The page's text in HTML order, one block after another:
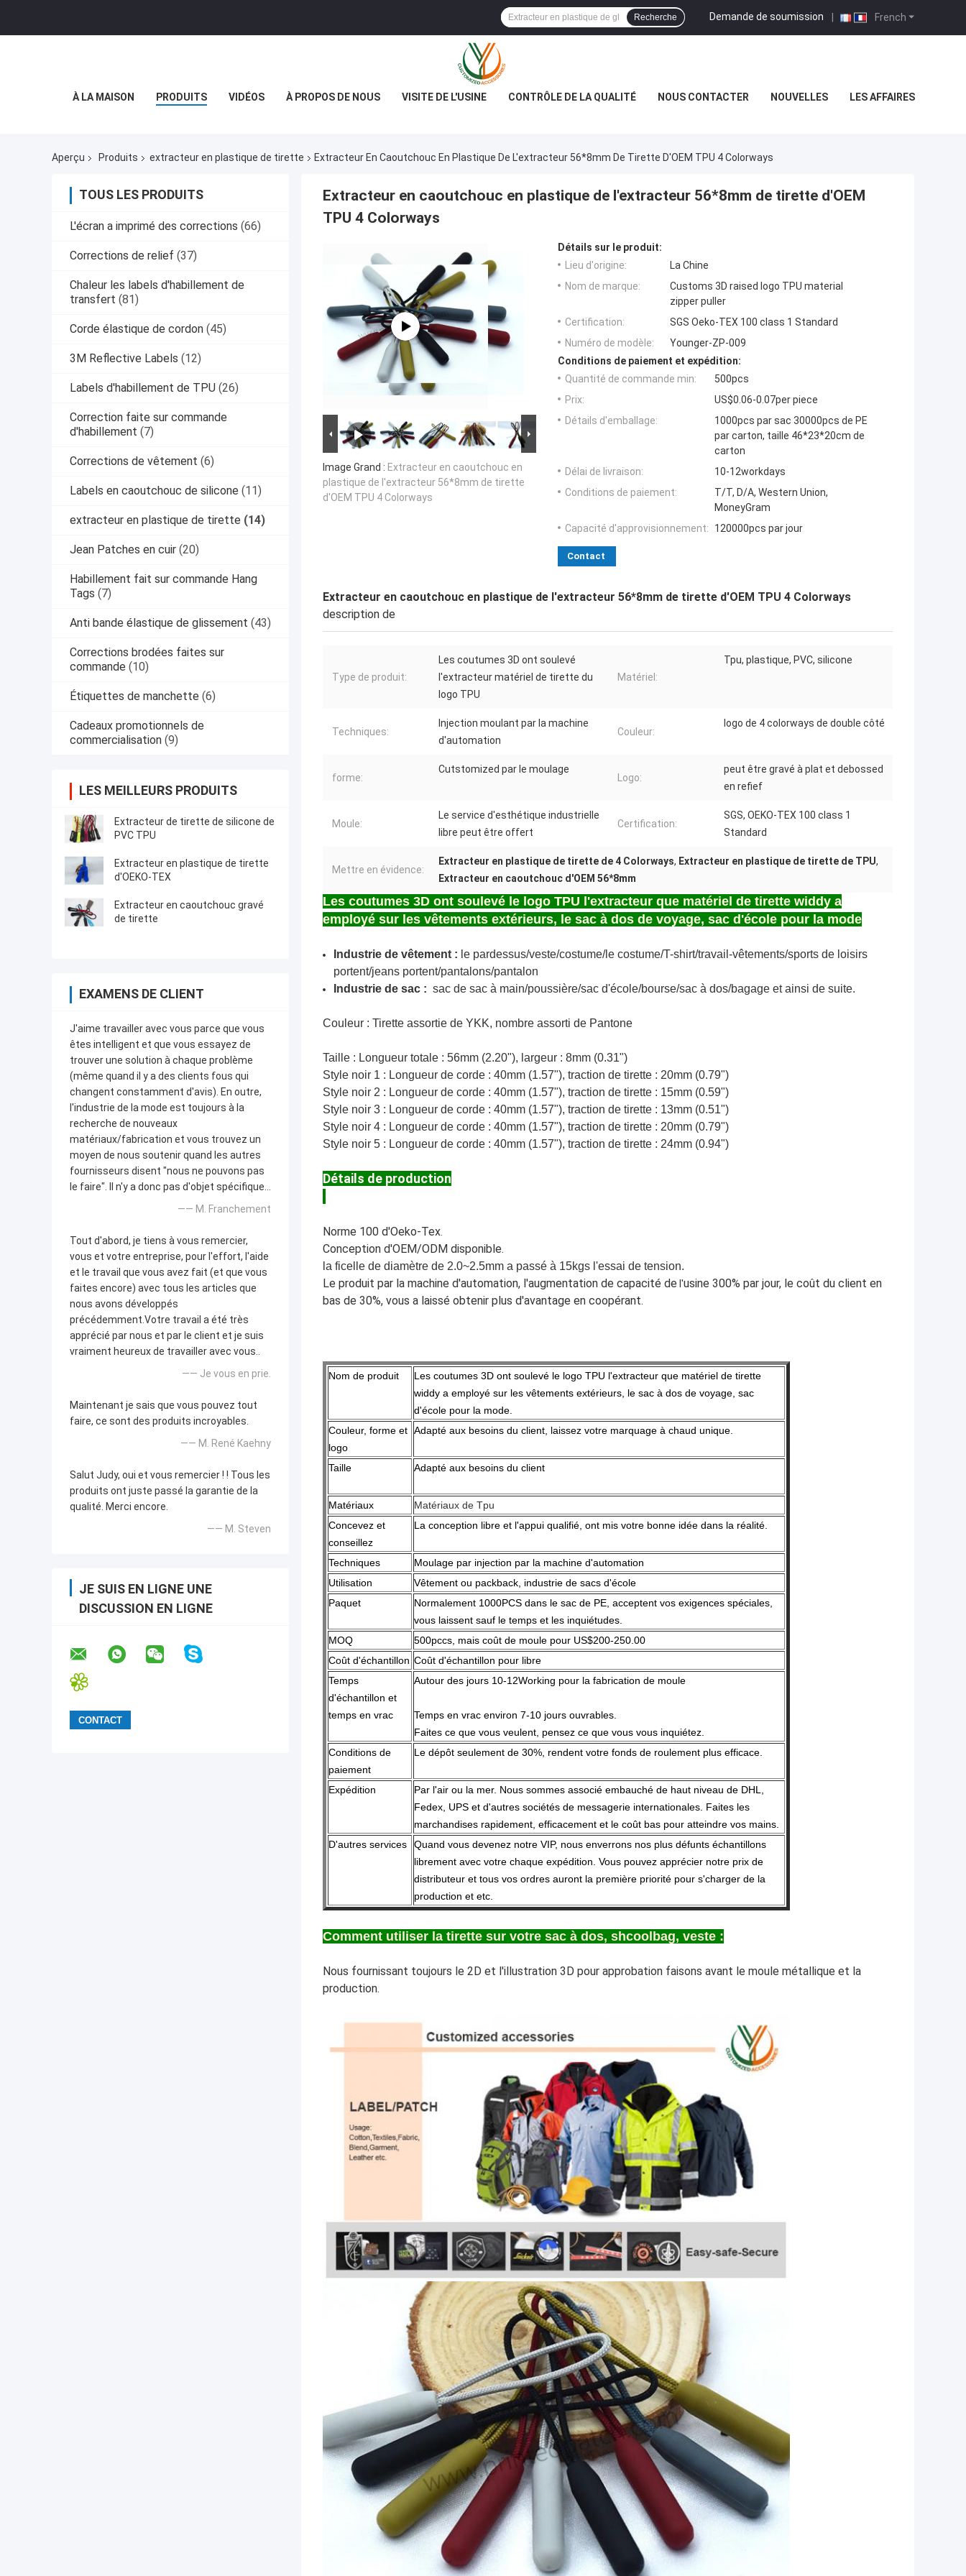
French
Demande de soumission |
Recherche
À LA MAISON PRODUITS VIDÉOS À PROPOS DE NOUS VISITE DE L'USINE CONTRÔLE DE LA QUALITÉ NOUS CONTACTER NOUVELLES LES AFFAIRES
Aperçu Produits extracteur en plastique de tirette Extracteur En Caoutchouc En Plastique De L'extracteur 56*8mm De Tirette D'OEM TPU 4 Colorways
TOUS LES PRODUITS
L'écran a imprimé des corrections (66)
Corrections de relief (37)
Chaleur les labels d'habillement de
transfert (81)
Corde élastique de cordon (45)
3M Reflective Labels (12)
Labels d'habillement de TPU (26)
Correction faite sur commande
d'habillement (7)
Corrections de vêtement (6)
Labels en caoutchouc de silicone (11)
extracteur en plastique de tirette (14)
Jean Patches en cuir (20)
Habillement fait sur commande Hang
Tags (7)
Anti bande élastique de glissement (43)
Corrections brodées faites sur
commande (10)
Étiquettes de manchette (6)
Cadeaux promotionnels de
commercialisation (9)
LES MEILLEURS PRODUITS
Extracteur de tirette de silicone de
PVC TPU
Extracteur en plastique de tirette
d'OEKO-TEX
Extracteur en caoutchouc gravé
de tirette
EXAMENS DE CLIENT
J'aime travailler avec vous parce que vous
êtes intelligent et que vous essayez de
trouver une solution à chaque problème
(même quand il y a des clients fous qui
changent constamment d'avis). En outre,
l'industrie de la mode est toujours à la
recherche de nouveaux
matériaux/fabrication et vous trouvez un
moyen de nous soutenir quand les autres
fournisseurs disent "nous ne pouvons pas
le faire". Il n'y a donc pas d'objet spécifique...
—— M. Franchement
Tout d'abord, je tiens à vous remercier,
vous et votre entreprise, pour l'effort, l'aide
et le travail que vous avez fait (et que vous
faites encore) avec tous les articles que
nous avons développés
précédemment.Votre travail a été très
apprécié par nous et par le client et je suis
vraiment heureux de travailler avec vous..
—— Je vous en prie.
Maintenant je sais que vous pouvez tout
faire, ce sont des produits incroyables.
—— M. René Kaehny
Salut Judy, oui et vous remercier ! ! Tous les
produits ont juste passé la garantie de la
qualité. Merci encore.
—— M. Steven
JE SUIS EN LIGNE UNE
DISCUSSION EN LIGNE
Extracteur en caoutchouc en plastique de l'extracteur 56*8mm de tirette d'OEM
TPU 4 Colorways
Image Grand : Extracteur en caoutchouc en
plastique de l'extracteur 56*8mm de tirette
d'OEM TPU 4 Colorways
Détails sur le produit:
Lieu d'origine:
La Chine
Nom de marque:
Customs 3D raised logo TPU material
zipper puller
Certification:
SGS Oeko-TEX 100 class 1 Standard
Numéro de modèle:
Younger-ZP-009
Conditions de paiement et expédition:
Quantité de commande min:
500pcs
Prix:
US$0.06-0.07per piece
Détails d'emballage:
1000pcs par sac 30000pcs de PE
par carton, taille 46*23*20cm de
carton
Délai de livraison:
10-12workdays
Conditions de paiement:
T/T, D/A, Western Union,
MoneyGram
Capacité d'approvisionnement:
120000pcs par jour
Contact
Extracteur en caoutchouc en plastique de l'extracteur 56*8mm de tirette d'OEM TPU 4 Colorways
description de
Type de produit:
Les coutumes 3D ont soulevé
l'extracteur matériel de tirette du
logo TPU
Matériel:
Tpu, plastique, PVC, silicone
Techniques:
Injection moulant par la machine
d'automation
Couleur:
logo de 4 colorways de double côté
forme:
Cutstomized par le moulage
Logo:
peut être gravé à plat et debossed
en refief
Moule:
Le service d'esthétique industrielle
libre peut être offert
Certification:
SGS, OEKO-TEX 100 class 1
Standard
Mettre en évidence:
Extracteur en plastique de tirette de 4 Colorways, Extracteur en plastique de tirette de TPU,
Extracteur en caoutchouc d'OEM 56*8mm
Les coutumes 3D ont soulevé le logo TPU l'extracteur que matériel de tirette widdy a
employé sur les vêtements extérieurs, le sac à dos de voyage, sac d'école pour la mode
Industrie de vêtement : le pardessus/veste/costume/le costume/T-shirt/travail-vêtements/sports de loisirs
portent/jeans portent/pantalons/pantalon
Industrie de sac : sac de sac à main/poussière/sac d'école/bourse/sac à dos/bagage et ainsi de suite.
Couleur : Tirette assortie de YKK, nombre assorti de Pantone
Taille : Longueur totale : 56mm (2.20"), largeur : 8mm (0.31")
Style noir 1 : Longueur de corde : 40mm (1.57"), traction de tirette : 20mm (0.79")
Style noir 2 : Longueur de corde : 40mm (1.57"), traction de tirette : 15mm (0.59")
Style noir 3 : Longueur de corde : 40mm (1.57"), traction de tirette : 13mm (0.51")
Style noir 4 : Longueur de corde : 40mm (1.57"), traction de tirette : 20mm (0.79")
Style noir 5 : Longueur de corde : 40mm (1.57"), traction de tirette : 24mm (0.94")
Détails de production
Norme 100 d'Oeko-Tex.
Conception d'OEM/ODM disponible.
la ficelle de diamètre de 2.0~2.5mm a passé à 15kgs l'essai de tension.
Le produit par la machine d'automation, l'augmentation de capacité de l'usine 300% par jour, le coût du client en
bas de 30%, vous a laissé obtenir plus d'avantage en coopérant.
Nom de produit
Les coutumes 3D ont soulevé le logo TPU l'extracteur que matériel de tirette
widdy a employé sur les vêtements extérieurs, le sac à dos de voyage, sac
d'école pour la mode.
Couleur, forme et
logo
Adapté aux besoins du client, laissez votre marquage à chaud unique.
Taille Adapté aux besoins du client
Matériaux
Matériaux de Tpu
Concevez et
conseillez
La conception libre et l'appui qualifié, ont mis votre bonne idée dans la réalité.
Techniques
Moulage par injection par la machine d'automation
Utilisation
Vêtement ou packback, industrie de sacs d'école
Paquet
Normalement 1000PCS dans le sac de PE, acceptent vos exigences spéciales,
vous laissent sauf le temps et les inquiétudes.
MOQ
500pccs, mais coût de moule pour US$200-250.00
Coût d'échantillon Coût d'échantillon pour libre
Temps
d'échantillon et
temps en vrac
Autour des jours 10-12Working pour la fabrication de moule
Temps en vrac environ 7-10 jours ouvrables.
Faites ce que vous veulent, pensez ce que vous vous inquiétez.
Conditions de
paiement
Le dépôt seulement de 30%, rendent votre fonds de roulement plus efficace.
Expédition
Par l'air ou la mer. Nous sommes associé embauché de haut niveau de DHL,
Fedex, UPS et d'autres sociétés de messagerie internationales. Faites les
marchandises rapidement, efficacement et le coût bas pour atteindre vos mains.
D'autres services
Quand vous devenez notre VIP, nous enverrons nos plus défunts échantillons
librement avec votre chaque expédition. Vous pouvez apprécier notre prix de
distributeur et tous vos ordres auront la première priorité pour s'charger de la
production et etc.
Comment utiliser la tirette sur votre sac à dos, shcoolbag, veste :
Nous fournissant toujours le 2D et l'illustration 3D pour approbation faisons avant le moule métallique et la
production.